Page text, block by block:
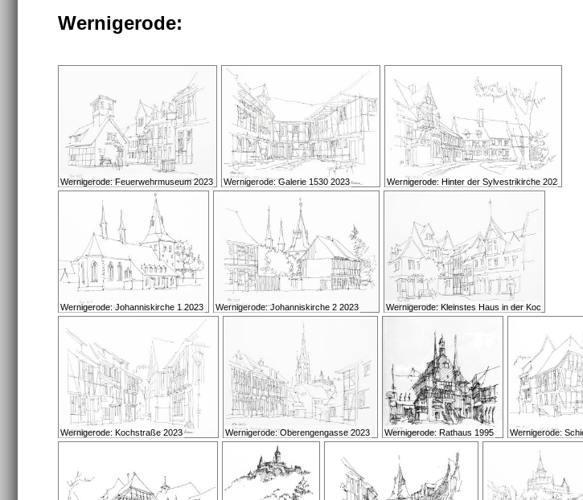
Wernigerode:
Wernigerode: Feuerwehrmuseum 2023 Wernigerode: Galerie 1530 2023 Wernigerode: Hinter der Sylvestrikirche 2023
Wernigerode: Johanniskirche 1 2023 Wernigerode: Johanniskirche 2 2023 Wernigerode: Kleinstes Haus in der Kochstraße
Wernigerode: Kochstraße 2023 Wernigerode: Oberengengasse 2023 Wernigerode: Rathaus 1995 Wernigerode: